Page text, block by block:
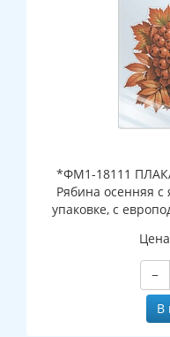
*ФМ1-18111
Рябина осенняя с
упаковке, с
−
В